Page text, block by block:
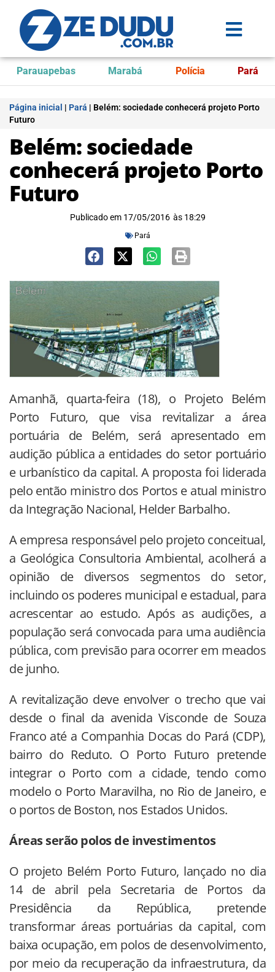
Parauapebas Marabá Polícia Pará
Página inicial | Pará | Belém: sociedade conhecerá projeto Porto
Futuro
Belém: sociedade
conhecerá projeto Porto
Futuro
Publicado em 17/05/2016 às 18:29
Pará
Amanhã, quarta-feira (18), o Projeto Belém
Porto Futuro, que visa revitalizar a área
portuária de Belém, será apresentado em
audição pública a entidades do setor portuário
e urbanístico da capital. A proposta foi liderada
pelo então ministro dos Portos e atual ministro
da Integração Nacional, Helder Barbalho.
A empresa responsável pelo projeto conceitual,
a Geológica Consultoria Ambiental, acolherá a
opinião de diversos segmentos do setor,
incluindo os poderes municipal e estadual, para
acrescentar ao estudo. Após as audições, a
população será convocada para uma audiência
pública, com previsão para ocorrer em meados
de junho.
A revitalização deve envolver o trecho que vai
desde o final da avenida Visconde de Souza
Franco até a Companhia Docas do Pará (CDP),
bairro do Reduto. O Porto Futuro pretende
integrar o Porto com a cidade, tendo como
modelo o Porto Maravilha, no Rio de Janeiro, e
o portos de Boston, nos Estados Unidos.
Áreas serão polos de investimentos
O projeto Belém Porto Futuro, lançado no dia
14 de abril pela Secretaria de Portos da
Presidência da República, pretende
transformar áreas portuárias da capital, com
baixa ocupação, em polos de desenvolvimento,
por meio da recuperação da infraestrutura, da